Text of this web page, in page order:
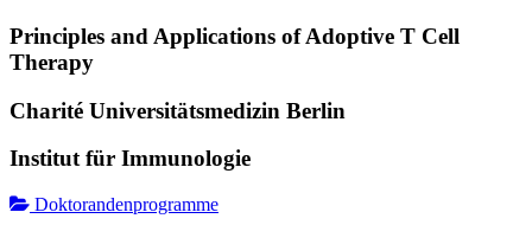
Principles and Applications of Adoptive T Cell
Therapy
Charité Universitätsmedizin Berlin
Institut für Immunologie
Doktorandenprogramme